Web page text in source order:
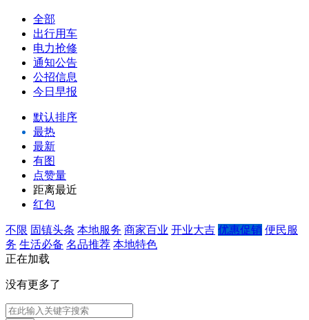
全部
出行用车
电力抢修
通知公告
公招信息
今日早报
默认排序
最热
最新
有图
点赞量
距离最近
红包
不限 固镇头条 本地服务 商家百业 开业大吉 优惠促销 便民服
务 生活必备 名品推荐 本地特色
正在加载
没有更多了